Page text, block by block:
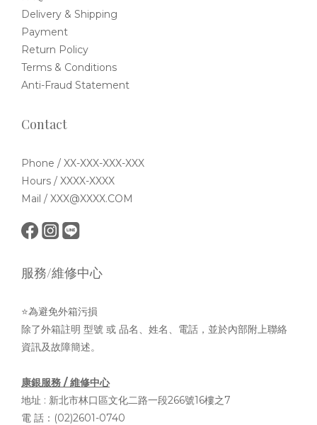
Delivery & Shipping
Payment
Return Policy
Terms & Conditions
Anti-Fraud Statement
Contact
Phone / XX-XXX-XXX-XXX
Hours / XXXX-XXXX
Mail / XXX@XXXX.COM
服務/維修中心
⭐為避免外箱污損
除了外箱註明 型號 或 品名、姓名、電話，並於內部附上聯絡
資訊及故障簡述。
康銀服務 / 維修中心
地址 : 新北市林口區文化二路一段266號16樓之7
電 話：(02)2601-0740